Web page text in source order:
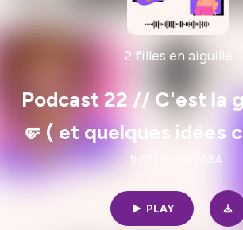
2 filles en aiguille
Podcast 22 // C'est la
🤛 ( et quelques idées
1h01 | 12/06/2024
PLAY